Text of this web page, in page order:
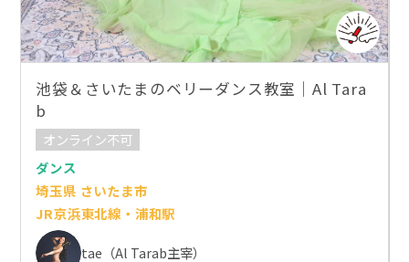
池袋＆さいたまのベリーダンス教室｜Al Tara
b
オンライン不可
ダンス
埼玉県 さいたま市
JR京浜東北線・浦和駅
tae（Al Tarab主宰）